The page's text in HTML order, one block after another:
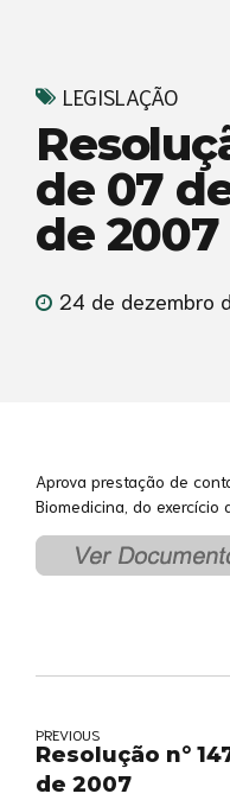
LEGISLAÇÃO
de 07
de 2007
24 de dezembro
Aprova prestação de
Biomedicina, do exercício
PREVIOUS
Resolução n°
de 2007